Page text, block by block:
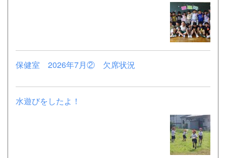
保健室 2026年7月② 欠席状況
水遊びをしたよ！